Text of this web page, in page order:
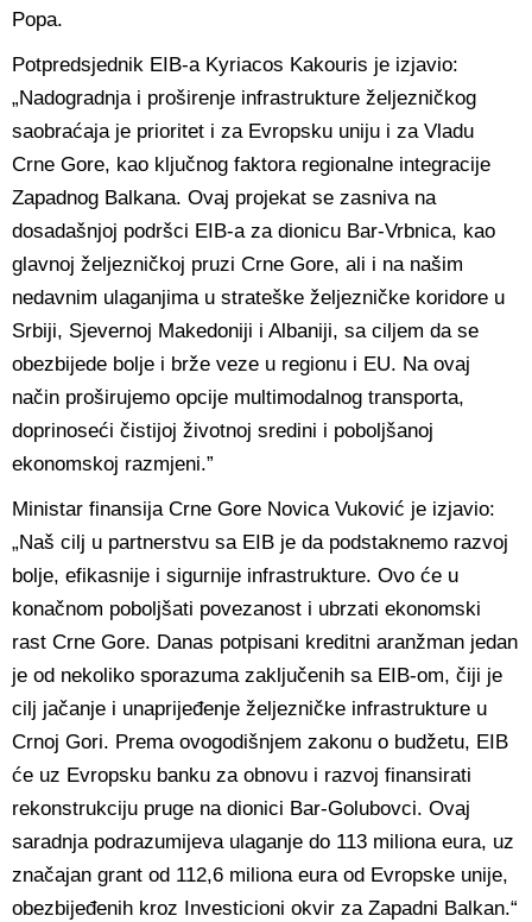
Popa.
Potpredsjednik EIB-a Kyriacos Kakouris je izjavio:
„Nadogradnja i proširenje infrastrukture željezničkog
saobraćaja je prioritet i za Evropsku uniju i za Vladu
Crne Gore, kao ključnog faktora regionalne integracije
Zapadnog Balkana. Ovaj projekat se zasniva na
dosadašnjoj podršci EIB-a za dionicu Bar-Vrbnica, kao
glavnoj željezničkoj pruzi Crne Gore, ali i na našim
nedavnim ulaganjima u strateške željezničke koridore u
Srbiji, Sjevernoj Makedoniji i Albaniji, sa ciljem da se
obezbijede bolje i brže veze u regionu i EU. Na ovaj
način proširujemo opcije multimodalnog transporta,
doprinoseći čistijoj životnoj sredini i poboljšanoj
ekonomskoj razmjeni.”
Ministar finansija Crne Gore Novica Vuković je izjavio:
„Naš cilj u partnerstvu sa EIB je da podstaknemo razvoj
bolje, efikasnije i sigurnije infrastrukture. Ovo će u
konačnom poboljšati povezanost i ubrzati ekonomski
rast Crne Gore. Danas potpisani kreditni aranžman jedan
je od nekoliko sporazuma zaključenih sa EIB-om, čiji je
cilj jačanje i unaprijeđenje željezničke infrastrukture u
Crnoj Gori. Prema ovogodišnjem zakonu o budžetu, EIB
će uz Evropsku banku za obnovu i razvoj finansirati
rekonstrukciju pruge na dionici Bar-Golubovci. Ovaj
saradnja podrazumijeva ulaganje do 113 miliona eura, uz
značajan grant od 112,6 miliona eura od Evropske unije,
obezbijeđenih kroz Investicioni okvir za Zapadni Balkan.“